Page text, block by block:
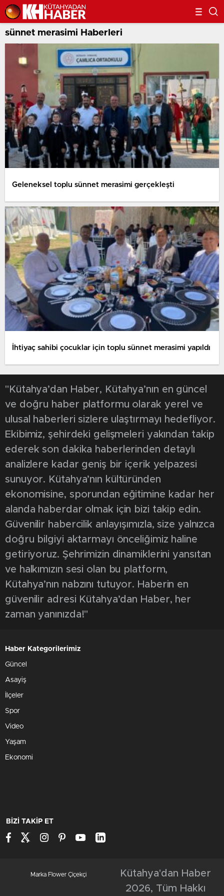
sünnet merasimi Haberleri
Geleneksel toplu sünnet merasimi gerçekleşti
İhtiyaç sahibi çocuklar için toplu sünnet merasimi yapıldı
"Kütahya’dan Haber, Kütahya’nın en güncel
ve doğru haber platformu olarak yerel ve
ulusal haberleri sizlere ulaştırmayı hedefliyor.
Ekibimiz, şehirdeki gelişmeleri yakından takip
ederek son dakika haberlerinden detaylı
analizlere kadar geniş bir içerik yelpazesi
sunuyor. Kütahya’nın kültüründen
ekonomisine, sporundan eğitimine kadar her
alanda haberdar olmak için bizi takip edin.
Güvenilir habercilik anlayışımızla, size yalnızca
doğru bilgiyi aktarmayı önceliğimiz haline
getiriyoruz. Şehrimizin dinamiklerini yansıtan
ve halkımızın sesi olan bu platform,
Kütahya’nın nabzını tutuyor. Haberin en
güvenilir adresi Kütahya’dan Haber, her
zaman yanınızda!"
Haber Kategorilerimiz
Güncel
Asayiş
İlçeler
Spor
Video
Yaşam
Ekonomi
BİZİ TAKİP ET
Marka Flower Çiçekçi
Kütahya'dan Haber
2026, Tüm Hakkı